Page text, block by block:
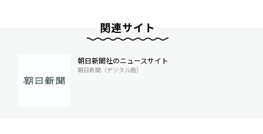
関連サイト
朝日新聞社のニュースサイト
朝日新聞（デジタル版）